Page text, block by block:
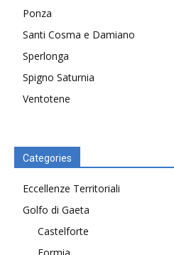
Ponza
Santi Cosma e Damiano
Sperlonga
Spigno Saturnia
Ventotene
Categories
Eccellenze Territoriali
Golfo di Gaeta
Castelforte